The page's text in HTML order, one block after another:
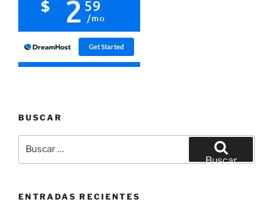
BUSCAR
por:
Buscar
ENTRADAS RECIENTES